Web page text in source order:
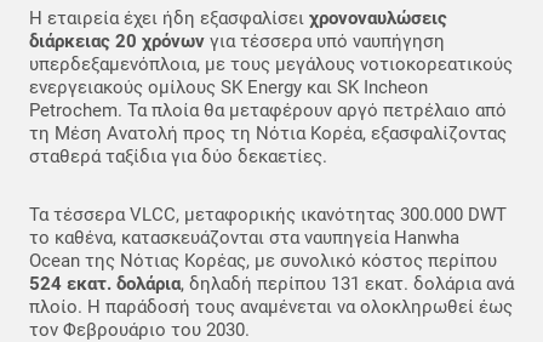
Η εταιρεία έχει ήδη εξασφαλίσει χρονοναυλώσεις
διάρκειας 20 χρόνων για τέσσερα υπό ναυπήγηση
υπερδεξαμενόπλοια, με τους μεγάλους νοτιοκορεατικούς
ενεργειακούς ομίλους SK Energy και SK Incheon
Petrochem. Τα πλοία θα μεταφέρουν αργό πετρέλαιο από
τη Μέση Ανατολή προς τη Νότια Κορέα, εξασφαλίζοντας
σταθερά ταξίδια για δύο δεκαετίες.
Τα τέσσερα VLCC, μεταφορικής ικανότητας 300.000 DWT
το καθένα, κατασκευάζονται στα ναυπηγεία Hanwha
Ocean της Νότιας Κορέας, με συνολικό κόστος περίπου
524 εκατ. δολάρια, δηλαδή περίπου 131 εκατ. δολάρια ανά
πλοίο. Η παράδοσή τους αναμένεται να ολοκληρωθεί έως
τον Φεβρουάριο του 2030.